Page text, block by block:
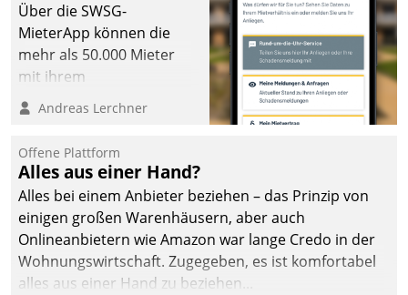
Über die SWSG-
MieterApp können die
mehr als 50.000 Mieter
mit ihrem
Wohnungsunternehmen
kommunizieren, auf dem
einsehen und ändern
oder
Schadensmeldungen
abgeben – rund um die
Uhr.
Andreas Lerchner
Offene Plattform
Alles aus einer Hand?
Alles bei einem Anbieter beziehen – das Prinzip von
einigen großen Warenhäusern, aber auch
Onlineanbietern wie Amazon war lange Credo in der
Wohnungswirtschaft. Zugegeben, es ist komfortabel
alles aus einer Hand zu beziehen...